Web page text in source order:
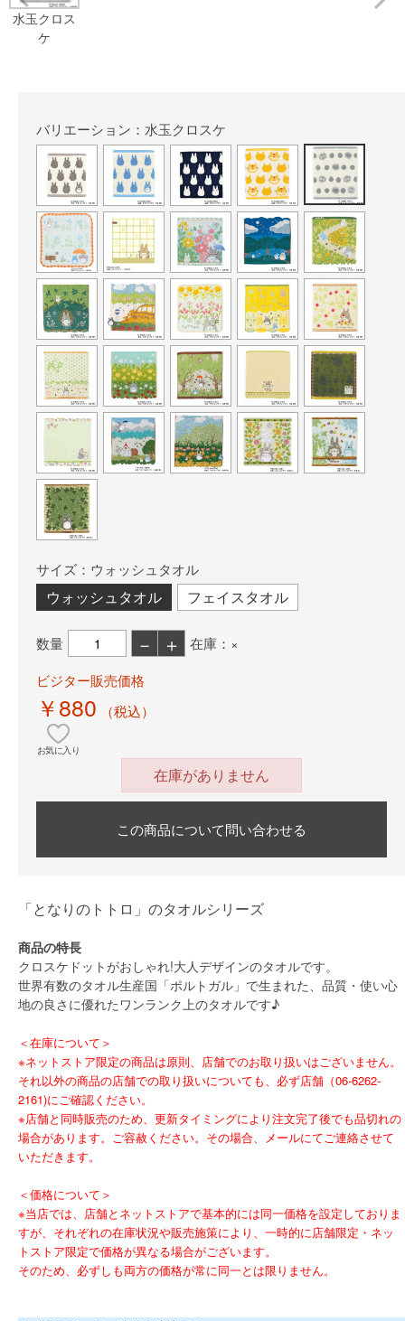
水玉クロス
ケ
バリエーション：水玉クロスケ
サイズ：ウォッシュタオル
ウォッシュタオル フェイスタオル
数量 － ＋
在庫：×
ビジター販売価格
￥880 （税込）
お気に入り
在庫がありません
この商品について問い合わせる
「となりのトトロ」のタオルシリーズ
商品の特長
クロスケドットがおしゃれ!大人デザインのタオルです。
世界有数のタオル生産国「ポルトガル」で生まれた、品質・使い心
地の良さに優れたワンランク上のタオルです♪
＜在庫について＞
※ネットストア限定の商品は原則、店舗でのお取り扱いはございません。
それ以外の商品の店舗での取り扱いについても、必ず店舗（06-6262-
2161)にご確認ください。
※店舗と同時販売のため、更新タイミングにより注文完了後でも品切れの
場合があります。ご容赦ください。その場合、メールにてご連絡させて
いただきます。
＜価格について＞
※当店では、店舗とネットストアで基本的には同一価格を設定しておりま
すが、それぞれの在庫状況や販売施策により、一時的に店舗限定・ネッ
トストア限定で価格が異なる場合がございます。
そのため、必ずしも両方の価格が常に同一とは限りません。